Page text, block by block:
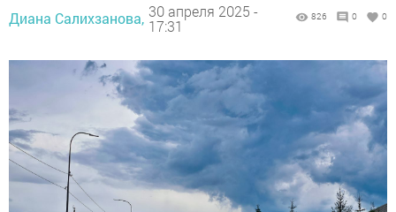
Диана Салихзанова, 30 апреля 2025 -
17:31
826 0 0